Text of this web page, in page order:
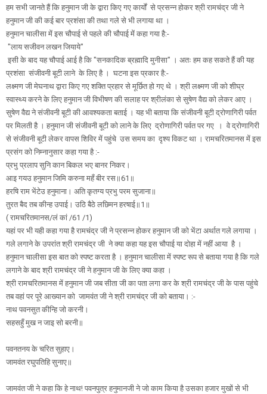
हम सभी जानते हैं कि हनुमान जी के द्वारा किए गए कार्यों से प्रसन्न होकर श्री रामचंद्र जी ने
हनुमान जी की कई बार प्रशंसा की तथा गले से भी लगाया था ।
हनुमान चालीसा में इस चौपाई से पहले की चौपाई में कहा गया है:-
"लाय सजीवन लखन जियाये"
इसी के बाद यह चौपाई आई है कि "सनकादिक ब्रह्मादि मुनीसा" । अतः हम कह सकते हैं की यह
प्रशंसा संजीवनी बूटी लाने के लिए है । घटना इस प्रकार है:-
लक्ष्मण जी मेघनाथ द्वारा किए गए शक्ति प्रहार से मूर्छित हो गए थे । श्री लक्ष्मण जी को शीघ्र
स्वास्थ्य करने के लिए हनुमान जी विभीषण की सलाह पर श्रीलंका से सुषेण वैद्य को लेकर आए ।
सुषेण वैद्य ने संजीवनी बूटी की आवश्यकता बताई । यह भी बताया कि संजीवनी बूटी द्रोणागिरी पर्वत
पर मिलती है । हनुमान जी संजीवनी बूटी को लाने के लिए द्रोणागिरी पर्वत पर गए । वे द्रोणागिरी
से संजीवनी बूटी लेकर वापस शिविर में पहुंचे उस समय का दृश्य विकट था । रामचरितमानस में इस
प्रसंग को निम्नानुसार कहा गया है :-
प्रभु प्रलाप सुनि कान बिकल भए बानर निकर।
आइ गयउ हनुमान जिमि करुना महँ बीर रस॥61॥
हरषि राम भेंटेउ हनुमाना। अति कृतग्य प्रभु परम सुजाना॥
तुरत बैद तब कीन्ह उपाई। उठि बैठे लछिमन हरषाई॥1॥
( रामचरितमानस/लं कां /61 /1)
यहां पर भी यही कहा गया है रामचंद्र जी ने प्रसन्न होकर हनुमान जी को भेंटा अर्थात गले लगाया ।
गले लगाने के उपरांत श्री रामचंद्र जी ने क्या कहा यह इस चौपाई या दोहा में नहीं आया है ।
हनुमान चालीसा इस बात को स्पष्ट करता है । हनुमान चालीसा में स्पष्ट रूप से बताया गया है कि गले
लगाने के बाद श्री रामचंद्र जी ने हनुमान जी के लिए क्या कहा ।
श्री रामचरितमानस में हनुमान जी जब सीता जी का पता लगा कर के श्री रामचंद्र जी के पास पहुंचे
तब वहां पर पूरे आख्यान को जामवंत जी ने श्री रामचंद्र जी को बताया। :-
नाथ पवनसुत कीन्हि जो करनी।
सहसहुँ मुख न जाइ सो बरनी॥
पवनतनय के चरित सुहाए।
जामवंत रघुपतिहि सुनाए॥
जामवंत जी ने कहा कि हे नाथ! पवनपुत्र हनुमानजी ने जो काम किया है उसका हजार मुखों से भी